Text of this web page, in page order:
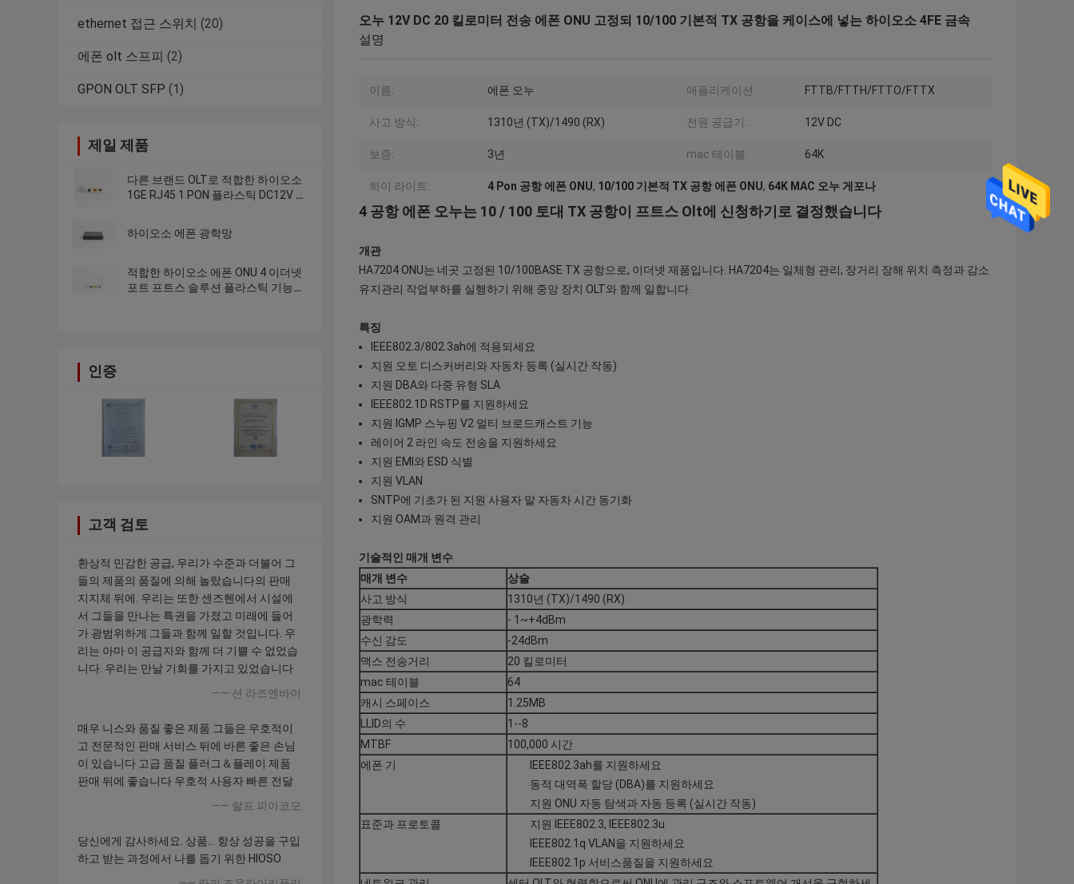
ethernet 접근 스위치 (20)
에폰 olt 스프피 (2)
GPON OLT SFP (1)
제일 제품
다른 브랜드 OLT로 적합한 하이오소
1GE RJ45 1 PON 플라스틱 DC12V 에
하이오소 에폰 광학망
적합한 하이오소 에폰 ONU 4 이더넷
포트 프트스 솔루션 플라스틱 기능적
인증
고객 검토
환상적 민감한 공급, 우리가 수준과 더불어 그
들의 제품의 품질에 의해 놀랐습니다의 판매
지지체 뒤에. 우리는 또한 센즈헨에서 시설에
서 그들을 만나는 특권을 가졌고 미래에 들어
가 광범위하게 그들과 함께 일할 것입니다. 우
리는 아마 이 공급자와 함께 더 기쁠 수 없었습
니다. 우리는 만날 기회를 가지고 있었습니다
—— 션 라즈엔바이
매우 니스와 품질 좋은 제품 그들은 우호적이
고 전문적인 판매 서비스 뒤에 바른 좋은 손님
이 있습니다 고급 품질 풀러그＆플레이 제품
판매 뒤에 좋습니다 우호적 사용자 빠른 전달
—— 랄프 피아코모
당신에게 감사하세요. 상품... 항상 성공을 구입
하고 받는 과정에서 나를 돕기 위한 HIOSO
오누 12V DC 20 킬로미터 전송 에폰 ONU 고정되 10/100 기본적 TX 공항을 케이스에 넣는 하이오소 4FE 금속
설명
이름: 에폰 오누 애플리케이션: FTTB/FTTH/FTTO/FTTX
사고 방식: 1310년 (TX)/1490 (RX) 전원 공급기: 12V DC
보증: 3년 mac 테이블: 64K
하이 라이트: 4 Pon 공항 에폰 ONU, 10/100 기본적 TX 공항 에폰 ONU, 64K MAC 오누 게포나
4 공항 에폰 오누는 10 / 100 토대 TX 공항이 프트스 Olt에 신청하기로 결정했습니다
개관
HA7204 ONU는 네곳 고정된 10/100BASE TX 공항으로, 이더넷 제품입니다. HA7204는 일체형 관리, 장거리 장해 위치 측정과 감소
유지관리 작업부하를 실행하기 위해 중앙 장치 OLT와 함께 일합니다.
특징
IEEE802.3/802.3ah에 적용되세요
지원 오토 디스커버리와 자동차 등록 (실시간 작동)
지원 DBA와 다중 유형 SLA
IEEE802.1D RSTP를 지원하세요
지원 IGMP 스누핑 V2 멀티 브로드캐스트 기능
레이어 2 라인 속도 전송을 지원하세요
지원 EMI와 ESD 식별
지원 VLAN
SNTP에 기초가 된 지원 사용자 말 자동차 시간 동기화
지원 OAM과 원격 관리
기술적인 매개 변수
매개 변수
상술
사고 방식
1310년 (TX)/1490 (RX)
광학력
- 1~+4dBm
수신 감도
-24dBm
맥스 전송거리
20 킬로미터
mac 테이블
64
캐시 스페이스
1.25MB
LLID의 수
1--8
MTBF
100,000 시간
에폰 기
IEEE802.3ah를 지원하세요
동적 대역폭 할당 (DBA)를 지원하세요
지원 ONU 자동 탐색과 자동 등록 (실시간 작동)
표준과 프로토콜
지원 IEEE802.3, IEEE802.3u
IEEE802.1q VLAN을 지원하세요
IEEE802.1p 서비스품질을 지원하세요